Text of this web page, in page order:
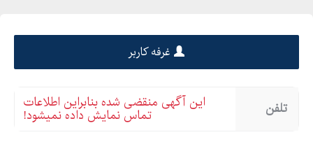
غرفه کاربر
تلفن این آگهی منقضی شده بنابراین اطلاعات
تماس نمایش داده نمیشود!